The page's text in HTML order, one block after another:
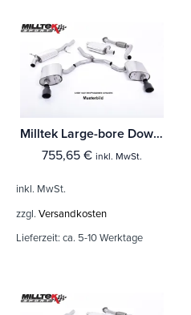
Milltek Large-bore Downpipe und De-cat Mercedes CLA-Class CLA35 AMG 2.0 Turbo Coupe & Shooting Brake (OPF/GPF Modelle)
755,65 € inkl. MwSt.
inkl. MwSt.
zzgl. Versandkosten
Lieferzeit: ca. 5-10 Werktage